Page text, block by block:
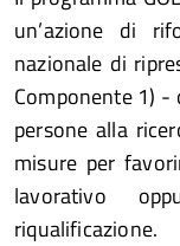
un’azione di
nazionale di
Componente 1) -
persone alla
misure per
lavorativo
riqualificazione.